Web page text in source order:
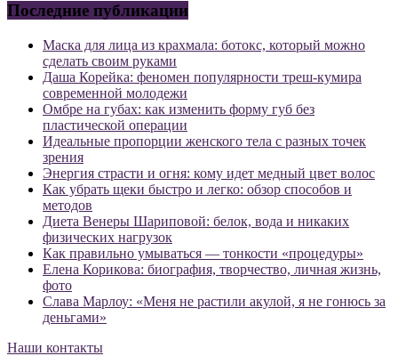
Последние публикации
Маска для лица из крахмала: ботокс, который можно
сделать своим руками
Даша Корейка: феномен популярности треш-кумира
современной молодежи
Омбре на губах: как изменить форму губ без
пластической операции
Идеальные пропорции женского тела с разных точек
зрения
Энергия страсти и огня: кому идет медный цвет волос
Как убрать щеки быстро и легко: обзор способов и
методов
Диета Венеры Шариповой: белок, вода и никаких
физических нагрузок
Как правильно умываться — тонкости «процедуры»
Елена Корикова: биография, творчество, личная жизнь,
фото
Слава Марлоу: «Меня не растили акулой, я не гонюсь за
деньгами»
Наши контакты